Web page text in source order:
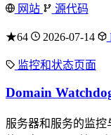
网站 源代码
★64 2026-07-14
监控和状态页面
Domain
服务器和服务的监